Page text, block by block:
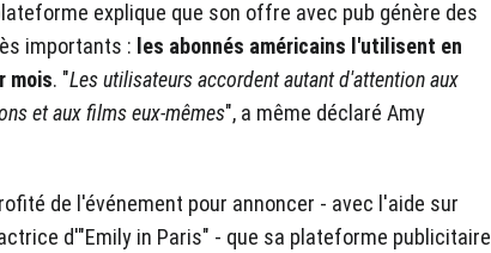
explique que son offre avec pub génère des
importants : les abonnés américains l'utilisent en
mois. "Les utilisateurs accordent autant d'attention aux
et aux films eux-mêmes", a même déclaré Amy
de l'événement pour annoncer - avec l'aide sur
d'"Emily in Paris" - que sa plateforme publicitaire